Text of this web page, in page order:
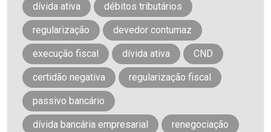
dívida ativa débitos tributários
regularização devedor contumaz
execução fiscal dívida ativa CND
certidão negativa regularização fiscal
passivo bancário
dívida bancária empresarial renegociação